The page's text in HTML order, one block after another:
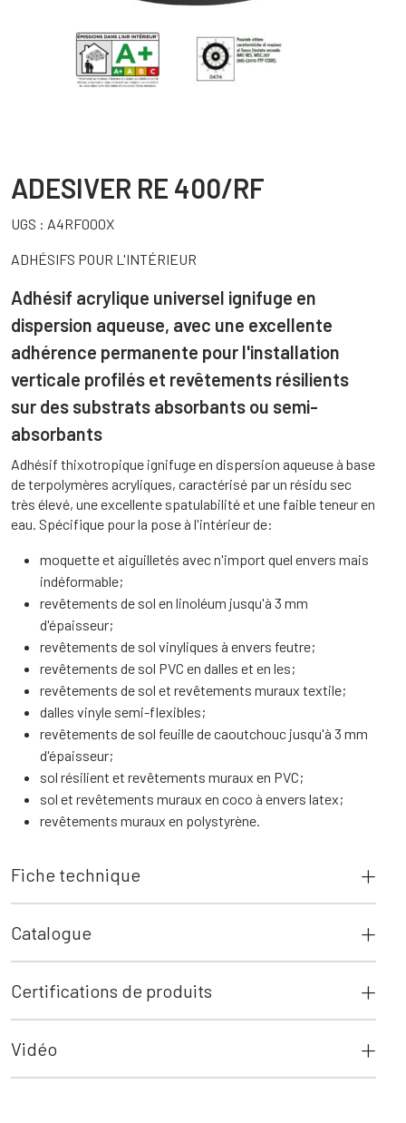
ADESIVER RE 400/RF
UGS : A4RF000X
ADHÉSIFS POUR L'INTÉRIEUR
Adhésif acrylique universel ignifuge en
dispersion aqueuse, avec une excellente
adhérence permanente pour l'installation
verticale profilés et revêtements résilients
sur des substrats absorbants ou semi-
absorbants
Adhésif thixotropique ignifuge en dispersion aqueuse à base
de terpolymères acryliques, caractérisé par un résidu sec
très élevé, une excellente spatulabilité et une faible teneur en
eau. Spécifique pour la pose à l'intérieur de:
moquette et aiguilletés avec n'import quel envers mais
indéformable;
revêtements de sol en linoléum jusqu'à 3 mm
d'épaisseur;
revêtements de sol vinyliques à envers feutre;
revêtements de sol PVC en dalles et en les;
revêtements de sol et revêtements muraux textile;
dalles vinyle semi-flexibles;
revêtements de sol feuille de caoutchouc jusqu'à 3 mm
d'épaisseur;
sol résilient et revêtements muraux en PVC;
sol et revêtements muraux en coco à envers latex;
revêtements muraux en polystyrène.
Fiche technique
Catalogue
Certifications de produits
Vidéo